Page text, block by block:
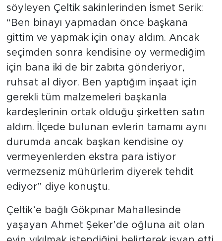
söyleyen Çeltik sakinlerinden İsmet Serik:
“Ben binayı yapmadan önce başkana
gittim ve yapmak için onay aldım. Ancak
seçimden sonra kendisine oy vermediğim
için bana iki de bir zabıta gönderiyor,
ruhsat al diyor. Ben yaptığım inşaat için
gerekli tüm malzemeleri başkanla
kardeşlerinin ortak olduğu şirketten satın
aldım. İlçede bulunan evlerin tamamı aynı
durumda ancak başkan kendisine oy
vermeyenlerden ekstra para istiyor
vermezseniz mühürlerim diyerek tehdit
ediyor” diye konuştu.
Çeltik’e bağlı Gökpınar Mahallesinde
yaşayan Ahmet Şeker’de oğluna ait olan